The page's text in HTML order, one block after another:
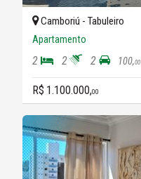
Camboriú - Tabuleiro
Apartamento
2 2 2 100,00
R$ 1.100.000,00